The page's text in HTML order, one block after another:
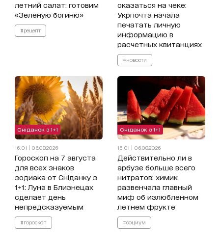
летний салат: готовим
«Зеленую богиню»
#рецепт
оказаться на чеке:
Укрпочта начала
печатать личную
информацию в
расчетных квитанциях
#новости
Сніданок з 1+1
16:01 | 06.08.2026
Гороскоп на 7 августа
для всех знаков
зодиака от Сніданку з
1+1: Луна в Близнецах
сделает день
непредсказуемым
#гороскоп
Сніданок з 1+1
15:01 | 06.08.2026
Действительно ли в
арбузе больше всего
нитратов: химик
развенчала главный
миф об излюбленном
летнем фрукте
#социум